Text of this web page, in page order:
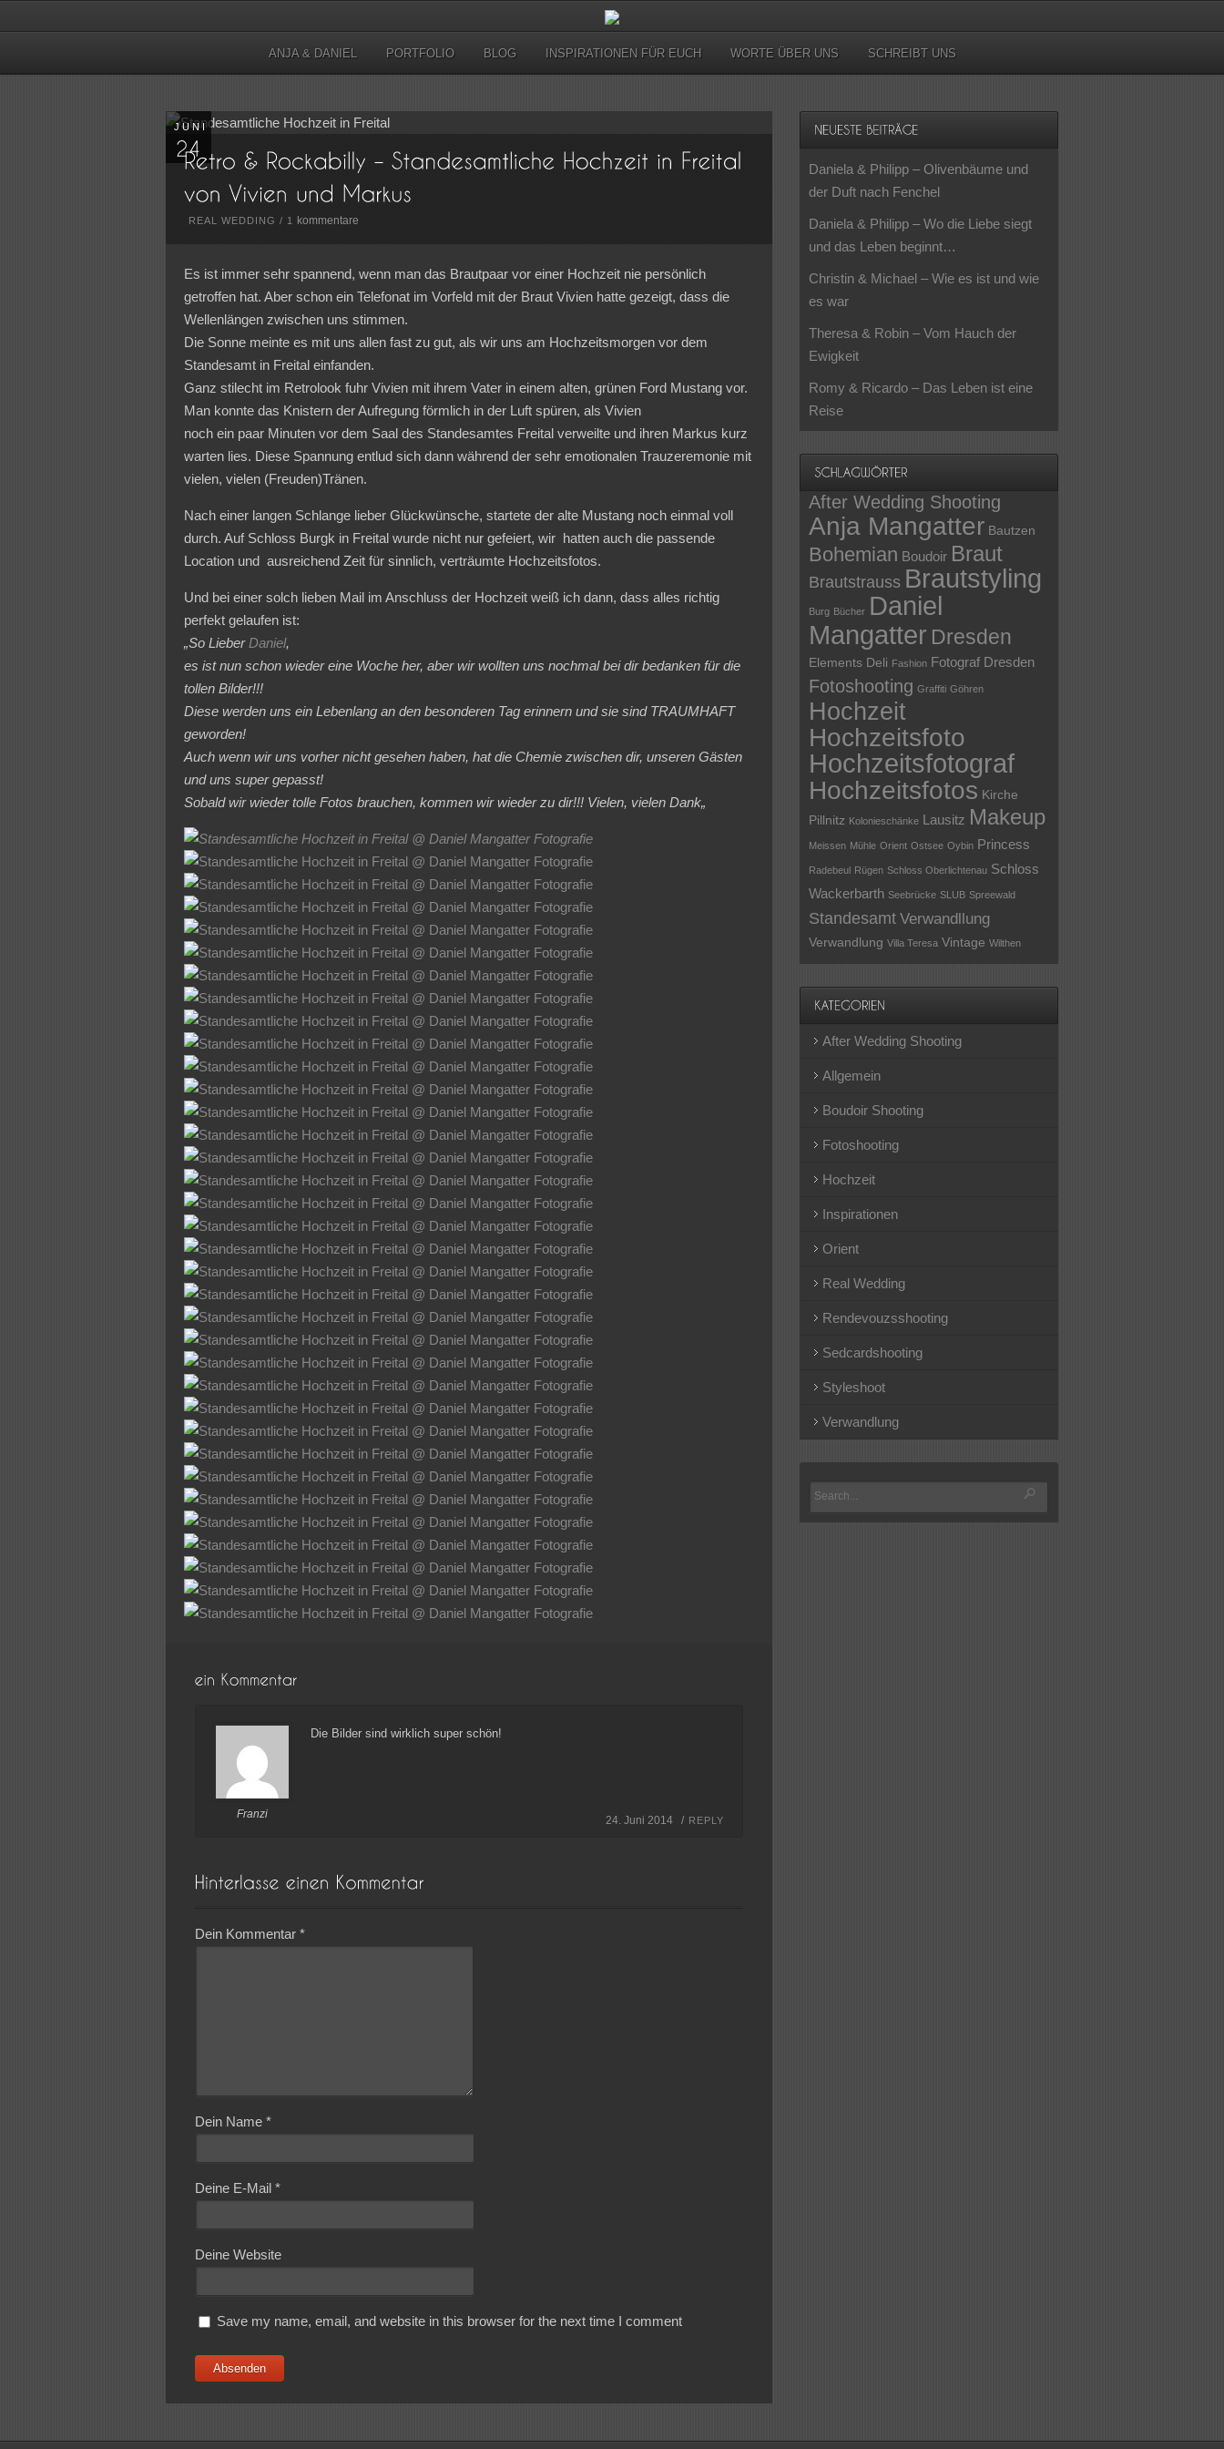
ANJA & DANIEL PORTFOLIO BLOG INSPIRATIONEN FÜR EUCH WORTE ÜBER UNS SCHREIBT UNS
JUNI
REAL WEDDING / 1 kommentare
Es ist immer sehr spannend, wenn man das Brautpaar vor einer Hochzeit nie persönlich
getroffen hat. Aber schon ein Telefonat im Vorfeld mit der Braut Vivien hatte gezeigt, dass die
Wellenlängen zwischen uns stimmen.
Die Sonne meinte es mit uns allen fast zu gut, als wir uns am Hochzeitsmorgen vor dem
Standesamt in Freital einfanden.
Ganz stilecht im Retrolook fuhr Vivien mit ihrem Vater in einem alten, grünen Ford Mustang vor.
Man konnte das Knistern der Aufregung förmlich in der Luft spüren, als Vivien
noch ein paar Minuten vor dem Saal des Standesamtes Freital verweilte und ihren Markus kurz
warten lies. Diese Spannung entlud sich dann während der sehr emotionalen Trauzeremonie mit
vielen, vielen (Freuden)Tränen.
Nach einer langen Schlange lieber Glückwünsche, startete der alte Mustang noch einmal voll
durch. Auf Schloss Burgk in Freital wurde nicht nur gefeiert, wir hatten auch die passende
Location und ausreichend Zeit für sinnlich, verträumte Hochzeitsfotos.
Und bei einer solch lieben Mail im Anschluss der Hochzeit weiß ich dann, dass alles richtig
perfekt gelaufen ist:
„So Lieber Daniel,
es ist nun schon wieder eine Woche her, aber wir wollten uns nochmal bei dir bedanken für die
tollen Bilder!!!
Diese werden uns ein Lebenlang an den besonderen Tag erinnern und sie sind TRAUMHAFT
geworden!
Auch wenn wir uns vorher nicht gesehen haben, hat die Chemie zwischen dir, unseren Gästen
und uns super gepasst!
Sobald wir wieder tolle Fotos brauchen, kommen wir wieder zu dir!!! Vielen, vielen Dank„
Franzi
Die Bilder sind wirklich super schön!
24. Juni 2014 / REPLY
Dein Kommentar*
Dein Name*
Deine E-Mail*
Deine Website
Save my name, email, and website in this browser for the next time I comment
Daniela & Philipp – Olivenbäume und
der Duft nach Fenchel
Daniela & Philipp – Wo die Liebe siegt
und das Leben beginnt…
Christin & Michael – Wie es ist und wie
es war
Theresa & Robin – Vom Hauch der
Ewigkeit
Romy & Ricardo – Das Leben ist eine
Reise
After Wedding Shooting
Anja Mangatter Bautzen
Bohemian Boudoir Braut
Brautstrauss Brautstyling
Burg Bücher Daniel
Mangatter Dresden
Elements Deli Fashion Fotograf Dresden
Fotoshooting Graffiti Göhren
Hochzeit
Hochzeitsfoto
Hochzeitsfotograf
Hochzeitsfotos Kirche
Pillnitz Kolonieschänke Lausitz Makeup
Meissen Mühle Orient Ostsee Oybin Princess
Radebeul Rügen Schloss Oberlichtenau Schloss
Wackerbarth Seebrücke SLUB Spreewald
Standesamt Verwandllung
Verwandlung Villa Teresa Vintage Wilthen
After Wedding Shooting
Allgemein
Boudoir Shooting
Fotoshooting
Hochzeit
Inspirationen
Orient
Real Wedding
Rendevouzsshooting
Sedcardshooting
Styleshoot
Verwandlung